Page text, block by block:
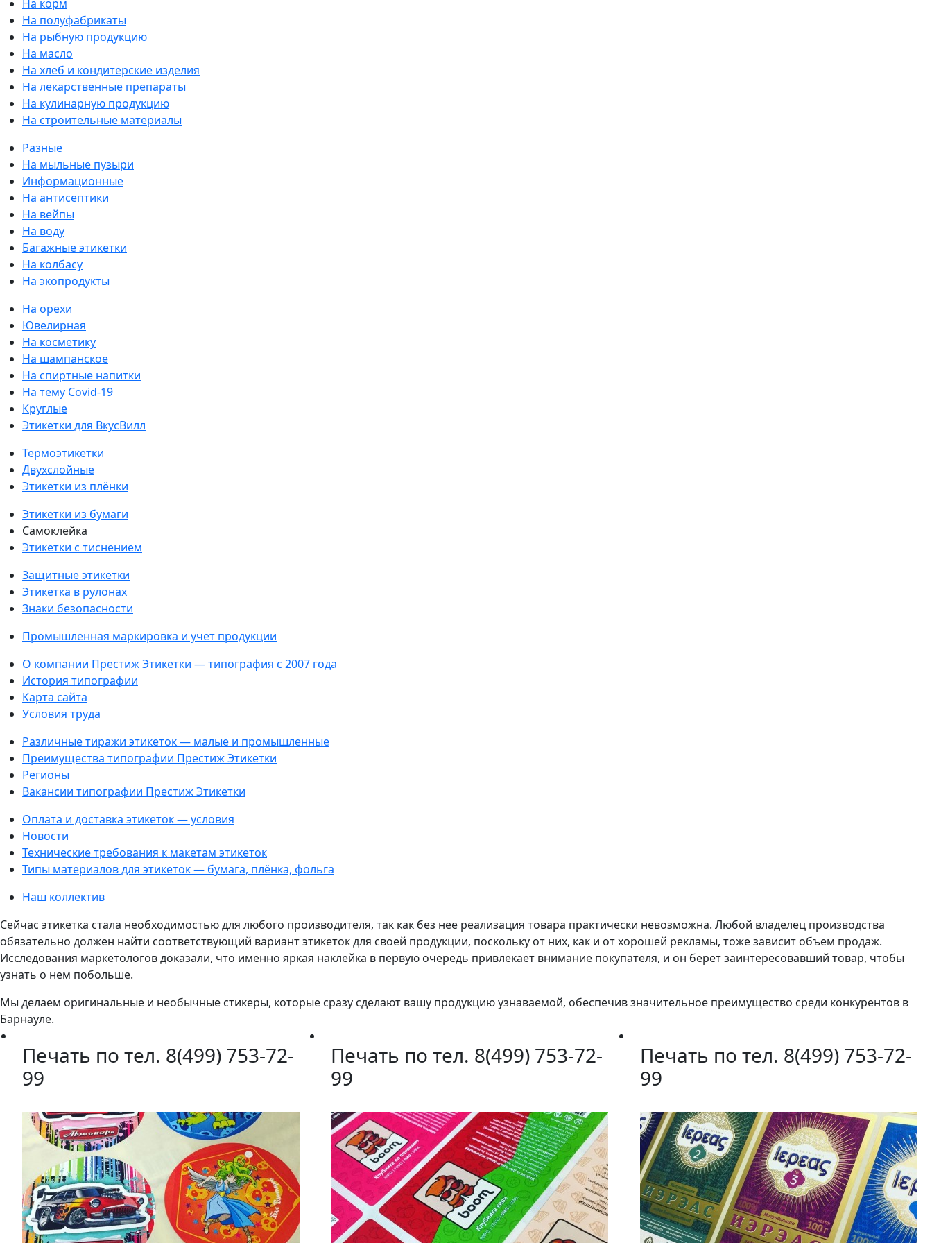
На корм
На полуфабрикаты
На рыбную продукцию
На масло
На хлеб и кондитерские изделия
На лекарственные препараты
На кулинарную продукцию
На строительные материалы
Разные
На мыльные пузыри
Информационные
На антисептики
На вейпы
На воду
Багажные этикетки
На колбасу
На экопродукты
На орехи
Ювелирная
На косметику
На шампанское
На спиртные напитки
На тему Covid-19
Круглые
Этикетки для ВкусВилл
Термоэтикетки
Двухслойные
Этикетки из плёнки
Этикетки из бумаги
Самоклейка
Этикетки с тиснением
Защитные этикетки
Этикетка в рулонах
Знаки безопасности
Промышленная маркировка и учет продукции
О компании Престиж Этикетки — типография с 2007 года
История типографии
Карта сайта
Условия труда
Различные тиражи этикеток — малые и промышленные
Преимущества типографии Престиж Этикетки
Регионы
Вакансии типографии Престиж Этикетки
Оплата и доставка этикеток — условия
Новости
Технические требования к макетам этикеток
Типы материалов для этикеток — бумага, плёнка, фольга
Наш коллектив
Сейчас этикетка стала необходимостью для любого производителя, так как без нее реализация товара практически невозможна. Любой владелец производства
обязательно должен найти соответствующий вариант этикеток для своей продукции, поскольку от них, как и от хорошей рекламы, тоже зависит объем продаж.
Исследования маркетологов доказали, что именно яркая наклейка в первую очередь привлекает внимание покупателя, и он берет заинтересовавший товар, чтобы
узнать о нем побольше.
Мы делаем оригинальные и необычные стикеры, которые сразу сделают вашу продукцию узнаваемой, обеспечив значительное преимущество среди конкурентов в
Барнауле.
Печать по тел. 8(499) 753-72-
99
Печать по тел. 8(499) 753-72-
99
Печать по тел. 8(499) 753-72-
99